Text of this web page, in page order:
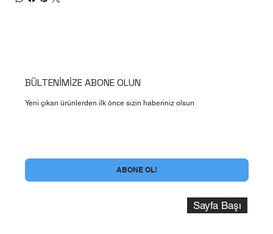
BÜLTENİMİZE ABONE OLUN
Yeni çıkan ürünlerden ilk önce sizin haberiniz olsun
ABONE OL!
Sayfa Başı